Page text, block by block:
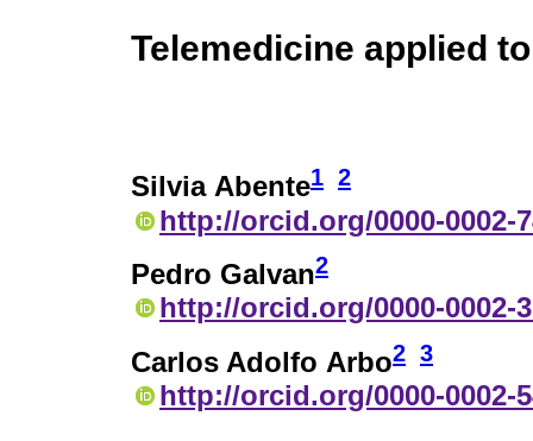
Telemedicine applied
Silvia Abente1 2
http://orcid.org/0000-0002-
Pedro Galvan2
http://orcid.org/0000-0002-
Carlos Adolfo Arbo2 3
http://orcid.org/0000-0002-